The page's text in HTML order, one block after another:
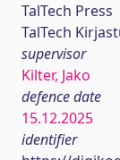
TalTech Press
TalTech
supervisor
Kilter, Jako
defence date
15.12.2025
identifier